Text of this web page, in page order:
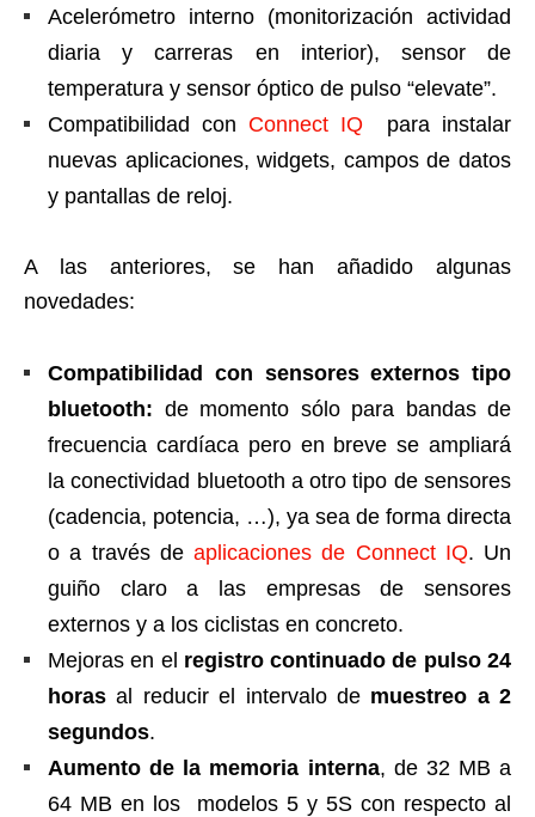
Acelerómetro interno (monitorización actividad
diaria y carreras en interior), sensor de
temperatura y sensor óptico de pulso “elevate”.
Compatibilidad con Connect IQ para instalar
nuevas aplicaciones, widgets, campos de datos
y pantallas de reloj.
A las anteriores, se han añadido algunas
novedades:
Compatibilidad con sensores externos tipo
bluetooth: de momento sólo para bandas de
frecuencia cardíaca pero en breve se ampliará
la conectividad bluetooth a otro tipo de sensores
(cadencia, potencia, …), ya sea de forma directa
o a través de aplicaciones de Connect IQ. Un
guiño claro a las empresas de sensores
externos y a los ciclistas en concreto.
Mejoras en el registro continuado de pulso 24
horas al reducir el intervalo de muestreo a 2
segundos.
Aumento de la memoria interna, de 32 MB a
64 MB en los modelos 5 y 5S con respecto al